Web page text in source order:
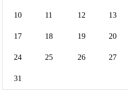
10 11 12 13
17 18 19 20
24 25 26 27
31